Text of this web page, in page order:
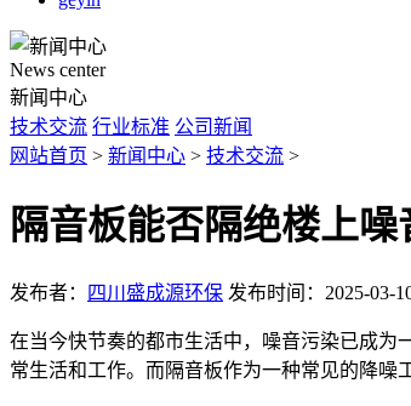
News center
新闻中心
技术交流 行业标准 公司新闻
网站首页 > 新闻中心 > 技术交流 >
隔音板能否隔绝楼上
发布者： 四川盛成源环保 发布时间：2025-03-
在当今快节奏的都市生活中，噪音污染已成为
常生活和工作。而隔音板作为一种常见的降噪